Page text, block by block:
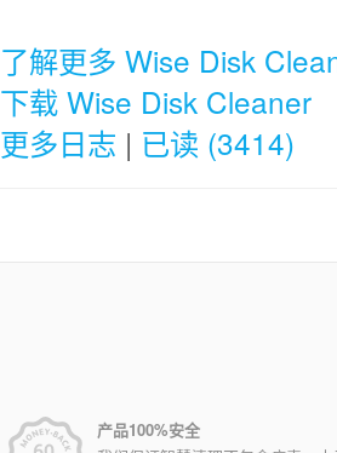
了解更多 Wise Disk
下载 Wise Disk Cleaner
更多日志 | 已读 (3414)
产品100%安全